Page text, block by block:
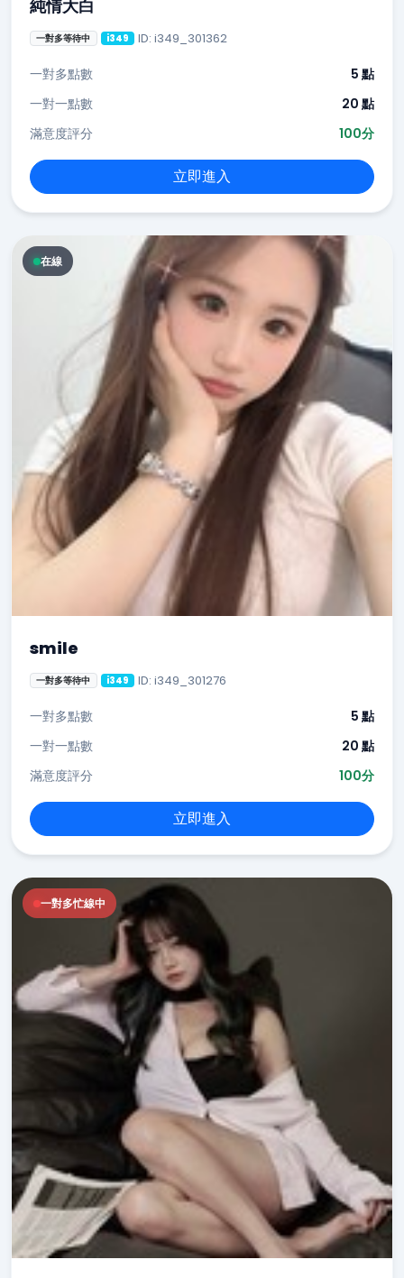
純情大白
一對多等待中 i349 ID: i349_301362
一對多點數
5 點
一對一點數
20 點
滿意度評分
100分
立即進入
在線
smile
一對多等待中 i349 ID: i349_301276
一對多點數
5 點
一對一點數
20 點
滿意度評分
100分
立即進入
一對多忙線中